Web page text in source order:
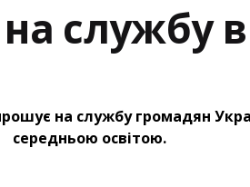
службу в
на службу громадян
середньою освітою.